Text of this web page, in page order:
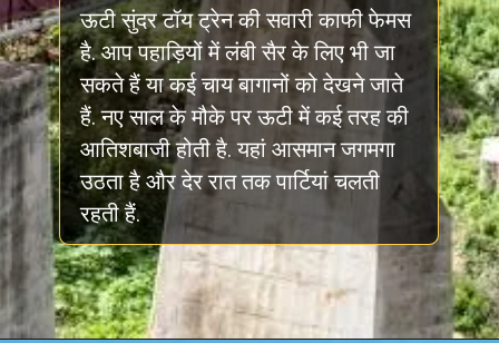
ऊटी सुंदर टॉय ट्रेन की सवारी काफी फेमस
है. आप पहाड़ियों में लंबी सैर के लिए भी जा
सकते हैं या कई चाय बागानों को देखने जाते
हैं. नए साल के मौके पर ऊटी में कई तरह की
आतिशबाजी होती है. यहां आसमान जगमगा
उठता है और देर रात तक पार्टियां चलती
रहती हैं.